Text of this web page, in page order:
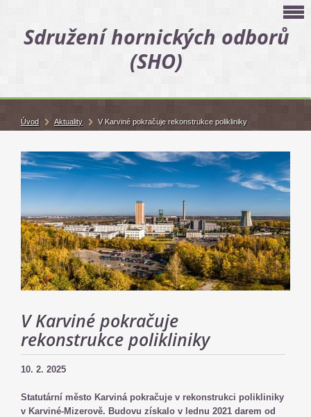
Sdružení hornických odborů
(SHO)
V Karviné pokračuje
rekonstrukce polikliniky
10. 2. 2025
Statutární město Karviná pokračuje v rekonstrukci polikliniky
v Karviné-Mizerově. Budovu získalo v lednu 2021 darem od
Úvod Aktuality V Karviné pokračuje rekonstrukce polikliniky